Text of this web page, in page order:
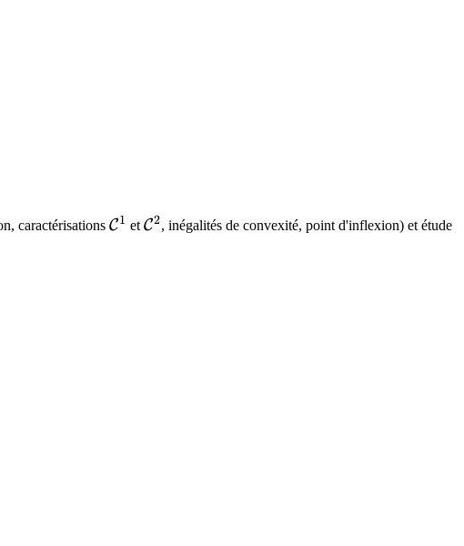
caractérisations \mathcal{C}^1
C1 et\mathcal{C}^2
C2, inégalités de convexité, point d'inflexion) et étude